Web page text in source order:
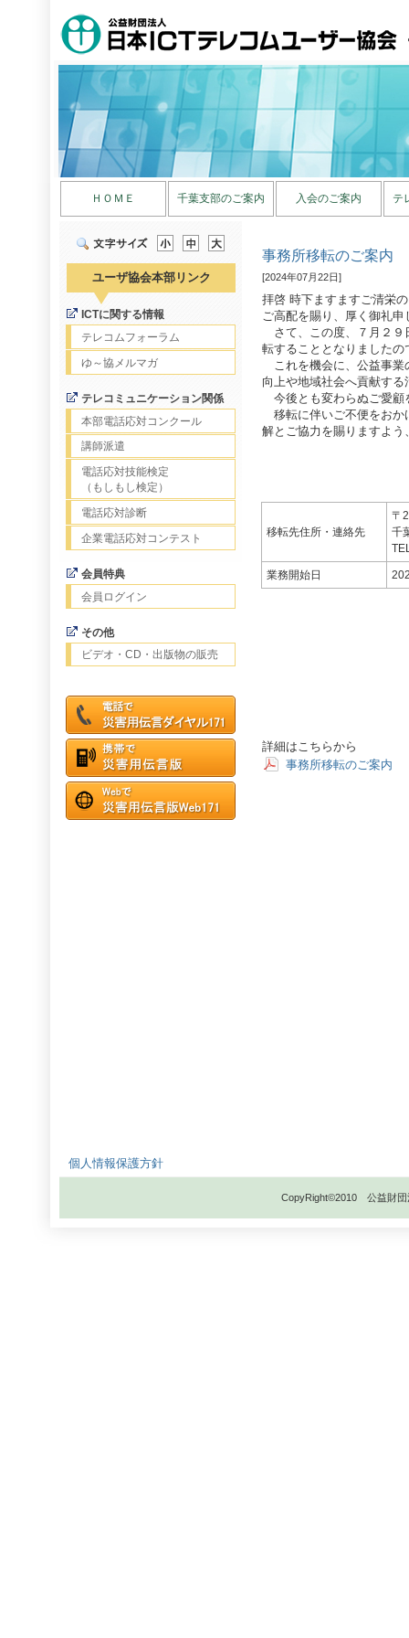
ＨＯＭＥ 千葉支部のご案内 入会のご案内 テ
ユーザ協会本部リンク
ICTに関する情報
テレコムフォーラム
ゆ～協メルマガ
テレコミュニケーション関係
本部電話応対コンクール
講師派遣
電話応対技能検定
（もしもし検定）
電話応対診断
企業電話応対コンテスト
会員特典
会員ログイン
その他
ビデオ・CD・出版物の販売
事務所移転のご案内
[2024年07月22日]
拝啓 時下ますますご清栄
ご高配を賜り、厚く御礼申
さて、この度、７月２９
転することとなりました
これを機会に、公益事業
向上や地域社会へ貢献す
今後とも変わらぬご愛顧
移転に伴いご不便をおか
解とご協力を賜りますよ
移転先住所・連絡先
〒
千
業務開始日
詳細はこちらから
事務所移転のご案内
個人情報保護方針
CopyRight©2010 公益財団